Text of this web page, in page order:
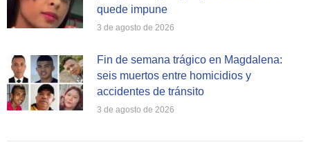
quede impune
3 de agosto de 2026
Fin de semana trágico en Magdalena:
seis muertos entre homicidios y
accidentes de tránsito
3 de agosto de 2026